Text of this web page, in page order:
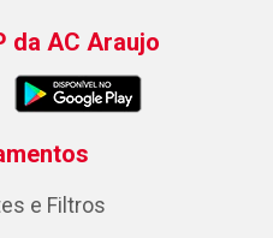
da AC Araujo
e Filtros